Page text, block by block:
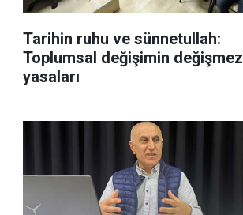
Tarihin ruhu ve sünnetullah:
Toplumsal değişimin değişmez
yasaları